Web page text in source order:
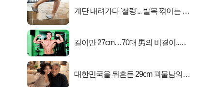
계단 내려가다 '철렁'... 발목 꺾이는 이
길이만 27cm…70대 男의 비결이..충
대한민국을 뒤흔든 29cm 괴물남의